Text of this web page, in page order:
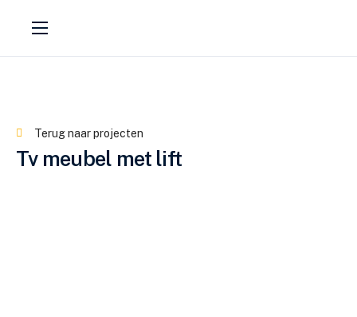
Projecten
Werkwijze
Terug naar projecten
Tv meubel met lift